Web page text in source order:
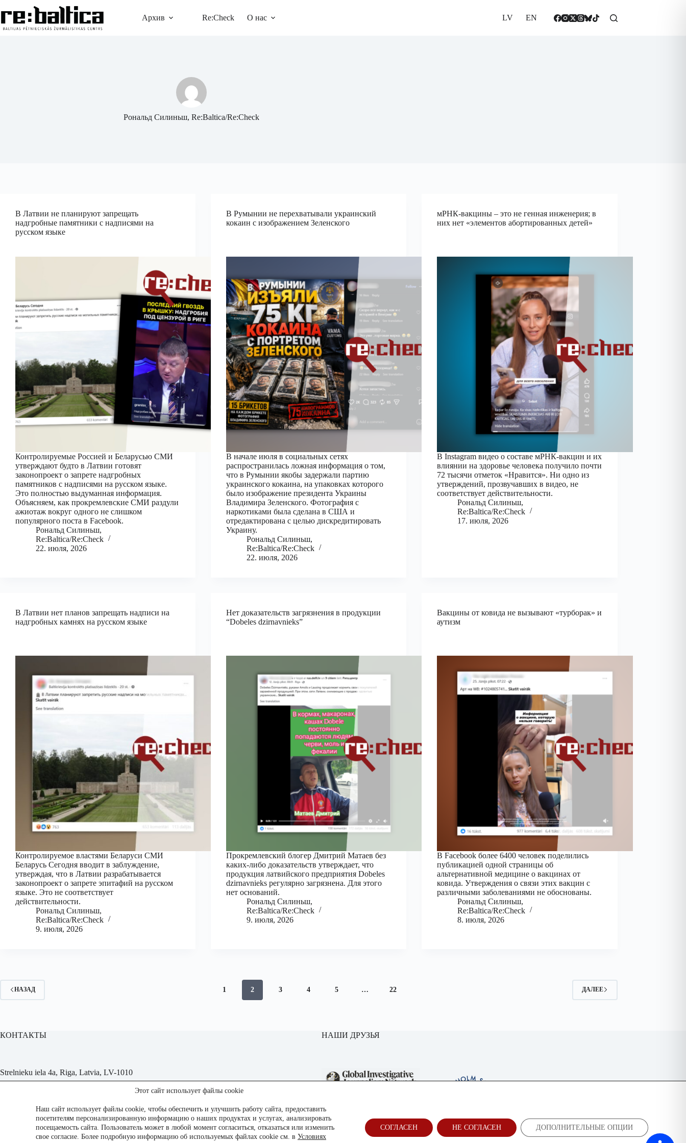
к
сути
Архив Re:Check О нас LV EN
Рональд Силиньш, Re:Baltica/Re:Check
В Латвии не планируют запрещать
надгробные памятники с надписями на
русском языке
Контролируемые Россией и Беларусью СМИ
утверждают будто в Латвии готовят
законопроект о запрете надгробных
памятников с надписями на русском языке.
Это полностью выдуманная информация.
Объясняем, как прокремлевские СМИ раздули
ажиотаж вокруг одного не слишком
популярного поста в Facebook.
Рональд Силиньш,
Re:Baltica/Re:Check
22. июля, 2026
В Румынии не перехватывали украинский
кокаин с изображением Зеленского
В начале июля в социальных сетях
распространилась ложная информация о том,
что в Румынии якобы задержали партию
украинского кокаина, на упаковках которого
было изображение президента Украины
Владимира Зеленского. Фотография с
наркотиками была сделана в США и
отредактирована с целью дискредитировать
Украину.
Рональд Силиньш,
Re:Baltica/Re:Check
22. июля, 2026
мРНК-вакцины – это не генная инженерия; в
них нет «элементов абортированных детей»
В Instagram видео о составе мРНК-вакцин и их
влиянии на здоровье человека получило почти
72 тысячи отметок «Нравится». Ни одно из
утверждений, прозвучавших в видео, не
соответствует действительности.
Рональд Силиньш,
Re:Baltica/Re:Check
17. июля, 2026
В Латвии нет планов запрещать надписи на
надгробных камнях на русском языке
Контролируемое властями Беларуси СМИ
Беларусь Сегодня вводит в заблуждение,
утверждая, что в Латвии разрабатывается
законопроект о запрете эпитафий на русском
языке. Это не соответствует
действительности.
Рональд Силиньш,
Re:Baltica/Re:Check
9. июля, 2026
Нет доказательств загрязнения в продукции
“Dobeles dzirnavnieks”
Прокремлевский блогер Дмитрий Матаев без
каких-либо доказательств утверждает, что
продукция латвийского предприятия Dobeles
dzirnavnieks регулярно загрязнена. Для этого
нет оснований.
Рональд Силиньш,
Re:Baltica/Re:Check
9. июля, 2026
Вакцины от ковида не вызывают «турборак» и
аутизм
В Facebook более 6400 человек поделились
публикацией одной страницы об
альтернативной медицине о вакцинах от
ковида. Утверждения о связи этих вакцин с
различными заболеваниями не обоснованы.
Рональд Силиньш,
Re:Baltica/Re:Check
8. июля, 2026
НАЗАД 1 2 3 4 5 … 22 ДАЛЕЕ
КОНТАКТЫ
Strelnieku iela 4a, Riga, Latvia, LV-1010
Политика конфиденциальности
НАШИ ДРУЗЬЯ
Этот сайт использует файлы cookie
Наш сайт использует файлы cookie, чтобы обеспечить и улучшить работу сайта, предоставить
посетителям персонализированную информацию о наших продуктах и услугах, анализировать
посещаемость сайта. Пользователь может в любой момент согласиться, отказаться или изменить
свое согласие. Более подробную информацию об используемых файлах cookie см. в Условиях
СОГЛАСЕН НЕ СОГЛАСЕН ДОПОЛНИТЕЛЬНЫЕ ОПЦИИ